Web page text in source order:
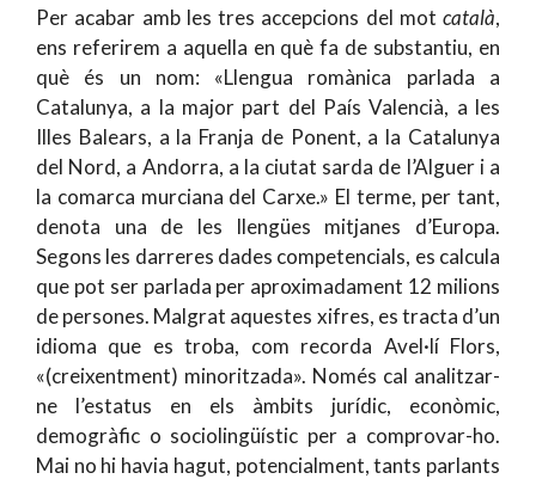
Per acabar amb les tres accepcions del mot català,
ens referirem a aquella en què fa de substantiu, en
què és un nom: «Llengua romànica parlada a
Catalunya, a la major part del País Valencià, a les
Illes Balears, a la Franja de Ponent, a la Catalunya
del Nord, a Andorra, a la ciutat sarda de l’Alguer i a
la comarca murciana del Carxe.» El terme, per tant,
denota una de les llengües mitjanes d’Europa.
Segons les darreres dades competencials, es calcula
que pot ser parlada per aproximadament 12 milions
de persones. Malgrat aquestes xifres, es tracta d’un
idioma que es troba, com recorda Avel·lí Flors,
«(creixentment) minoritzada». Només cal analitzar-
ne l’estatus en els àmbits jurídic, econòmic,
demogràfic o sociolingüístic per a comprovar-ho.
Mai no hi havia hagut, potencialment, tants parlants